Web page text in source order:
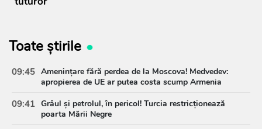
Toate știrile
09:45 Amenințare fără perdea de la Moscova! Medvedev:
apropierea de UE ar putea costa scump Armenia
09:41 Grâul și petrolul, în pericol! Turcia restricționează
poarta Mării Negre